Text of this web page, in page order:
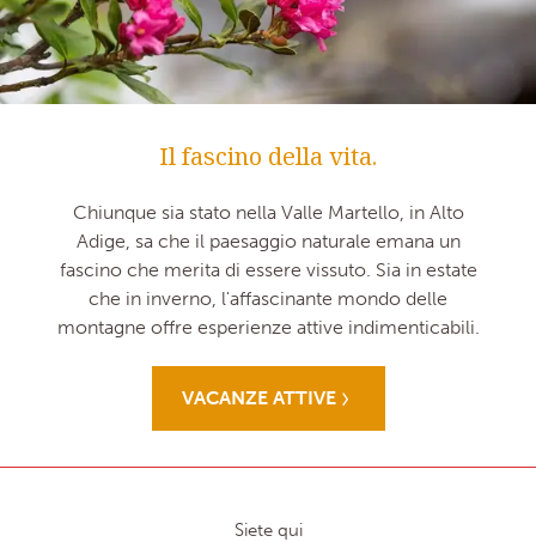
Il fascino della vita.
Chiunque sia stato nella Valle Martello, in Alto
Adige, sa che il paesaggio naturale emana un
fascino che merita di essere vissuto. Sia in estate
che in inverno, l'affascinante mondo delle
montagne offre esperienze attive indimenticabili.
VACANZE ATTIVE
Siete qui